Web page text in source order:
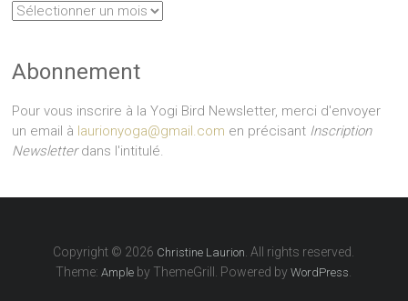
Archives
Abonnement
Pour vous inscrire à la Yogi Bird Newsletter, merci d'envoyer
un email à laurionyoga@gmail.com en précisant Inscription
Newsletterdans l'intitulé.
Copyright © 2026 Christine Laurion . All rights reserved.
Theme:Ample by ThemeGrill. Powered byWordPress